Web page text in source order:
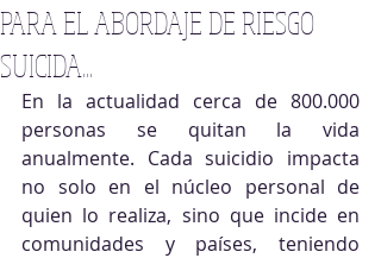
PARA EL ABORDAJE DE RIESGO
SUICIDA...
En la actualidad cerca de 800.000
personas se quitan la vida
anualmente. Cada suicidio impacta
no solo en el núcleo personal de
quien lo realiza, sino que incide en
comunidades y países, teniendo